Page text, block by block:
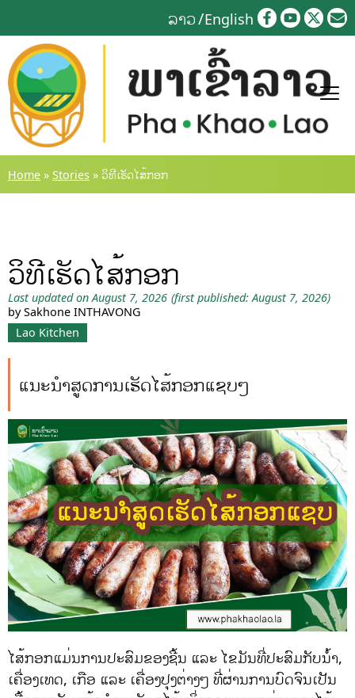
to
content
ລາວ English
Home » Stories » ວິທີເຮັດໄສ້ກອກ
ວິທີເຮັດໄສ້ກອກ
Last updated on August 7, 2026 (first published: August 7, 2026)
by Sakhone INTHAVONG
Lao Kitchen
ແນະນຳສູດການເຮັດໄສ້ກອກແຊບໆ
ໄສ້ກອກແມ່ນການປະສົມຂອງຊີ້ນ ແລະ ໄຂມັນທີ່ປະສົມກັບນ້ຳ,
ເຄື່ອງເທດ, ເກືອ ແລະ ເຄື່ອງປຸງຕ່າງໆ ທີ່ຜ່ານການບົດຈົນເປັນ